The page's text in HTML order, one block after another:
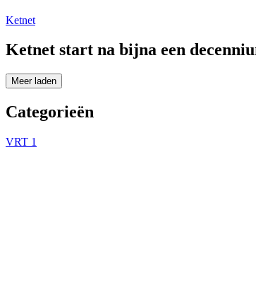
Ketnet
Ketnet start na bijna een
Meer laden
Categorieën
VRT 1